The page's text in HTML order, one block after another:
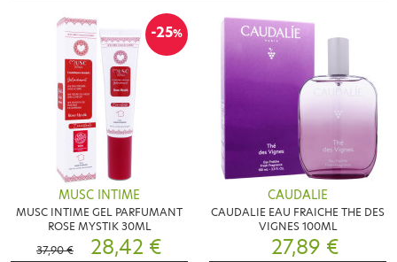
-25%
MUSC INTIME
MUSC INTIME GEL PARFUMANT
ROSE MYSTIK 30ML
37,90 €
28,42 €
CAUDALIE
CAUDALIE EAU FRAICHE THE DES
VIGNES 100ML
27,89 €